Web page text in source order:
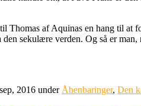
Thomas af Aquinas en hang til at
sekulære verden. Og så er
2016 under Åbenbaringer, Den